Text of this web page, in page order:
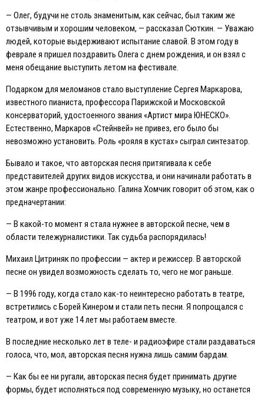
— Олег, будучи не столь знаменитым, как сейчас, был таким же
отзывчивым и хорошим человеком, — рассказал Сюткин. — Уважаю
людей, которые выдерживают испытание славой. В этом году в
феврале я пришел поздравить Олега с днем рождения, и он взял с
меня обещание выступить летом на фестивале.
Подарком для меломанов стало выступление Сергея Маркарова,
известного пианиста, профессора Парижской и Московской
консерваторий, удостоенного звания «Артист мира ЮНЕСКО».
Естественно, Маркаров «Стейнвей» не привез, его было бы
невозможно установить. Роль «рояля в кустах» сыграл синтезатор.
Бывало и такое, что авторская песня притягивала к себе
представителей других видов искусства, и они начинали работать в
этом жанре профессионально. Галина Хомчик говорит об этом, как о
предначертании:
— В какой-то момент я стала нужнее в авторской песне, чем в
области тележурналистики. Так судьба распорядилась!
Михаил Цитриняк по профессии — актер и режиссер. В авторской
песне он увидел возможность сделать то, чего не мог раньше.
— В 1996 году, когда стало как-то неинтересно работать в театре,
встретились с Борей Кинером и стали петь песни. Я попрощался с
театром, и вот уже 14 лет мы работаем вместе.
В последние несколько лет в теле- и радиоэфире стали раздаваться
голоса, что, мол, авторская песня нужна лишь самим бардам.
— Как бы ее ни ругали, авторская песня будет принимать другие
формы, будет исполняться под современную музыку, но останется